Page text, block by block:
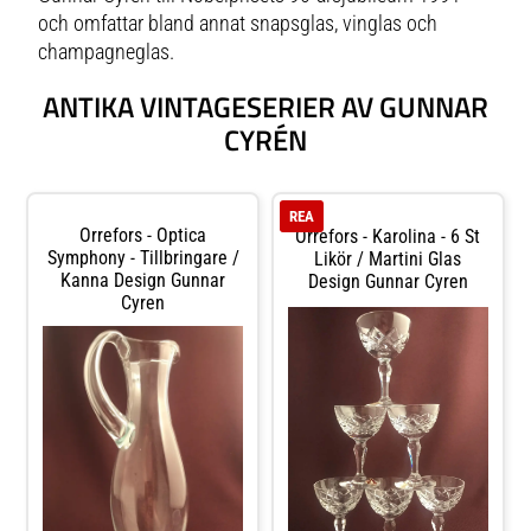
och sitt personliga formspråk.
Bjud på en iskall martini som
apéritif, servera en liten djävul till
förrätten och låt festen börja!
och omfattar bland annat snapsglas, vinglas och
champagneglas.
ANTIKA VINTAGESERIER AV GUNNAR
CYRÉN
Orrefors - Optica
Symphony - Tillbringare /
Kanna Design Gunnar
Cyren
Orrefors - Karolina - 6 St
Likör / Martini Glas
Design Gunnar Cyren
REA